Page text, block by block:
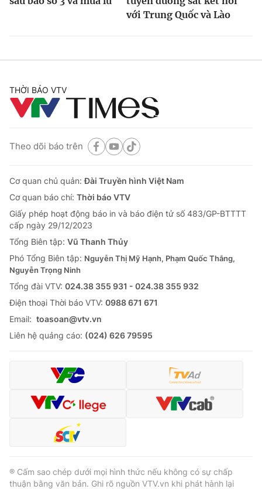
với Trung Quốc và Lào
THỜI BÁO VTV
Theo dõi báo trên
Cơ quan chủ quản:Đài Truyền hình Việt Nam
Cơ quan báo chí: Thời báo VTV
Giấy phép hoạt động báo in và báo điện tử số 483/GP-BTTTT
cấp ngày 29/12/2023
Tổng Biên tập: Vũ Thanh Thủy
Phó Tổng Biên tập: Nguyễn Thị Mỹ Hạnh, Phạm Quốc Thắng,
Nguyễn Trọng Ninh
Tổng đài VTV: 024.38 355 931 - 024.38 355 932
Ðiện thoại Thời báo VTV: 0988 671 671
Email: toasoan@vtv.vn
Liên hệ quảng cáo: (024) 626 79595
® Cấm sao chép dưới mọi hình thức nếu không có sự chấp
thuận bằng văn bản. Ghi rõ nguồn VTV.vn khi phát hành lại